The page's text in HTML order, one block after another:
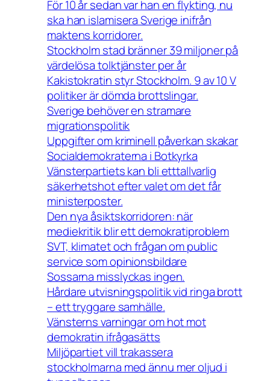
För 10 år sedan var han en flykting, nu
ska han islamisera Sverige inifrån
maktens korridorer.
Stockholm stad bränner 39 miljoner på
värdelösa tolktjänster per år
Kakistokratin styr Stockholm. 9 av 10 V
politiker är dömda brottslingar.
Sverige behöver en stramare
migrationspolitik
Uppgifter om kriminell påverkan skakar
Socialdemokraterna i Botkyrka
Vänsterpartiets kan bli etttallvarlig
säkerhetshot efter valet om det får
ministerposter.
Den nya åsiktskorridoren: när
mediekritik blir ett demokratiproblem
SVT, klimatet och frågan om public
service som opinionsbildare
Sossarna misslyckas ingen.
Hårdare utvisningspolitik vid ringa brott
– ett tryggare samhälle.
Vänsterns varningar om hot mot
demokratin ifrågasätts
Miljöpartiet vill trakassera
stockholmarna med ännu mer oljud i